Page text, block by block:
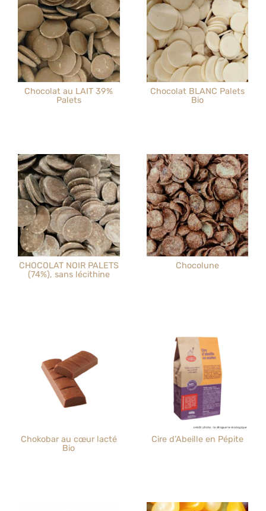
Chocolat au LAIT 39%
Palets
Chocolat BLANC Palets
Bio
CHOCOLAT NOIR PALETS
(74%), sans lécithine
Chocolune
Chokobar au cœur lacté
Bio
Cire d’Abeille en Pépite